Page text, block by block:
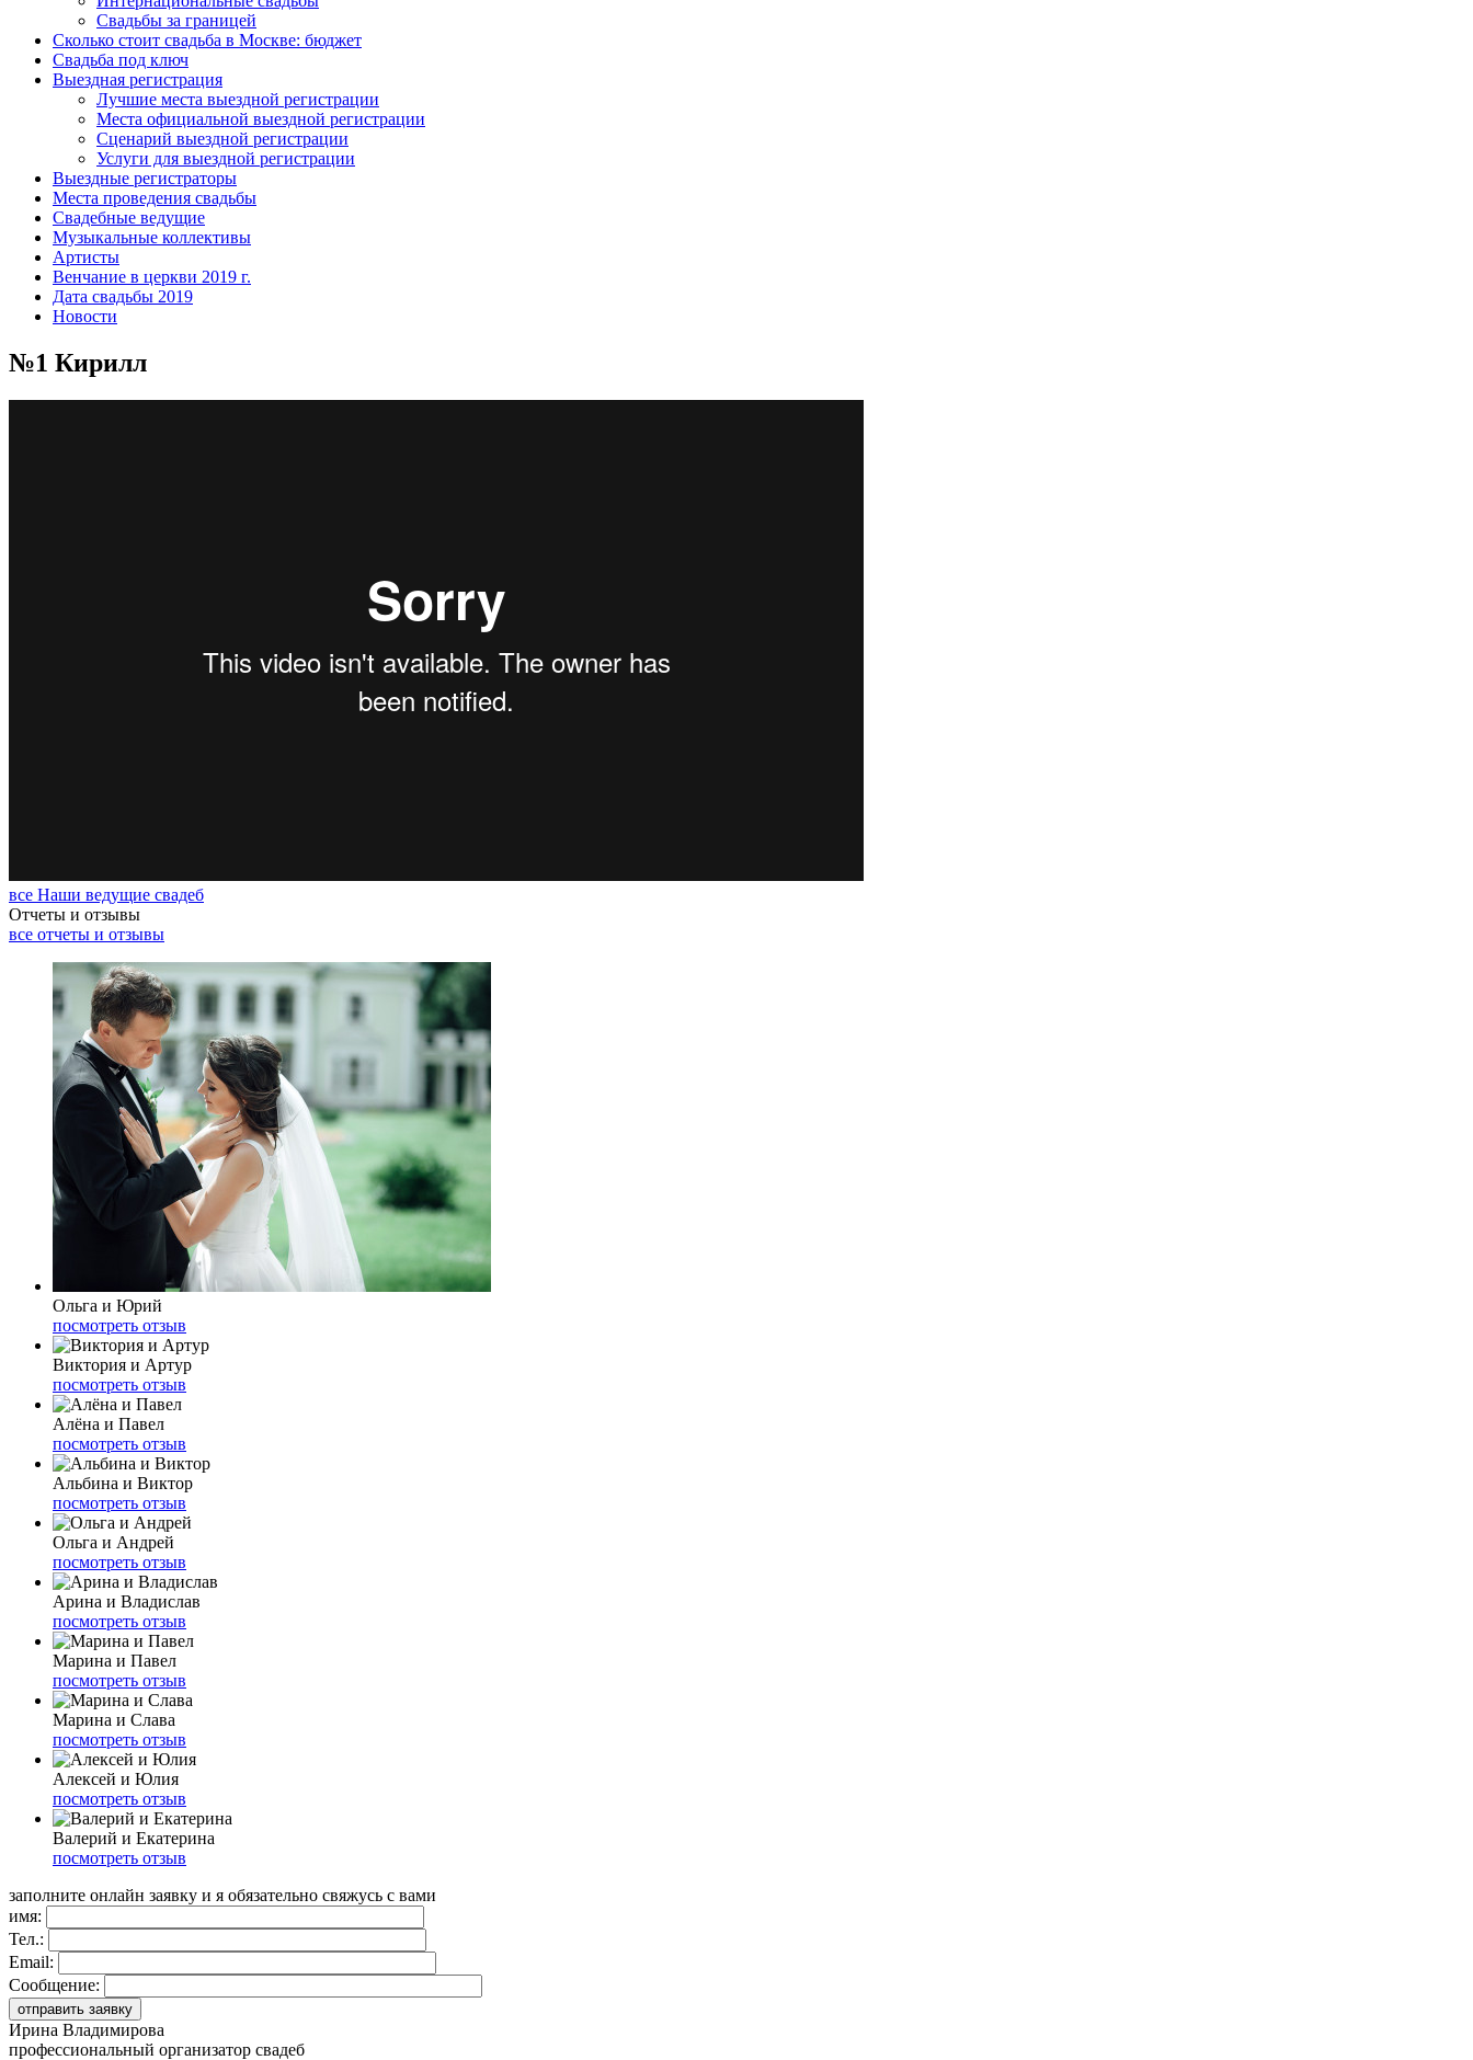
Свадьбы за границей
Сколько стоит свадьба в Москве: бюджет
Свадьба под ключ
Выездная регистрация
Лучшие места выездной регистрации
Места официальной выездной регистрации
Сценарий выездной регистрации
Услуги для выездной регистрации
Выездные регистраторы
Места проведения свадьбы
Свадебные ведущие
Музыкальные коллективы
Артисты
Венчание в церкви 2019 г.
Дата свадьбы 2019
Новости
№1 Кирилл
все Наши ведущие свадеб
Отчеты и отзывы
все отчеты и отзывы
Ольга и Юрий
посмотреть отзыв
Виктория и Артур
посмотреть отзыв
Алёна и Павел
посмотреть отзыв
Альбина и Виктор
посмотреть отзыв
Ольга и Андрей
посмотреть отзыв
Арина и Владислав
посмотреть отзыв
Марина и Павел
посмотреть отзыв
Марина и Слава
посмотреть отзыв
Алексей и Юлия
посмотреть отзыв
Валерий и Екатерина
посмотреть отзыв
заполните онлайн заявку и я обязательно свяжусь с вами
имя:
Тел.:
Email:
Сообщение:
Ирина Владимирова
профессиональный организатор свадеб